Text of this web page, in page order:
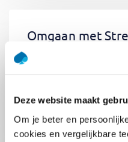
Deze website maakt
Om je beter en
cookies en vergelijkbare
Omgaan met
0.5dag
€400,-
Inschrijven